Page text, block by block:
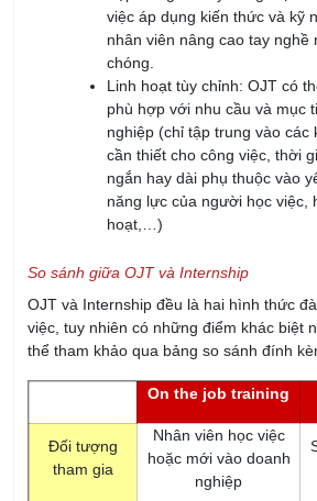
việc áp dụng kiến thức và kỹ
nhân viên nâng cao tay nghề
chóng.
Linh hoạt tùy chỉnh: OJT có
phù hợp với nhu cầu và mục
nghiệp (chỉ tập trung vào các
cần thiết cho công việc, thời
ngắn hay dài phụ thuộc vào
năng lực của người học việc,
hoạt,…)
So sánh giữa OJT và Internship
OJT và Internship đều là hai hình thức
việc, tuy nhiên có những điểm khác biệt
thể tham khảo qua bảng so sánh đính
On the job training
Đối tượng
tham gia
Nhân viên học việc
hoặc mới vào doanh
nghiệp